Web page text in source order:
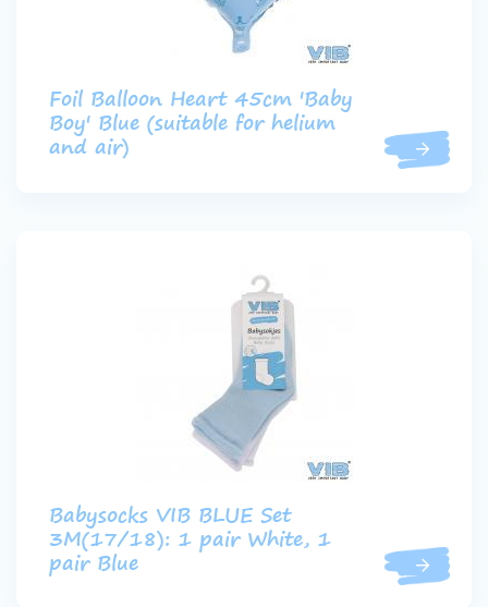
Foil Balloon Heart 45cm 'Baby
Boy' Blue (suitable for helium
and air)
Babysocks VIB BLUE Set
3M(17/18): 1 pair White, 1
pair Blue